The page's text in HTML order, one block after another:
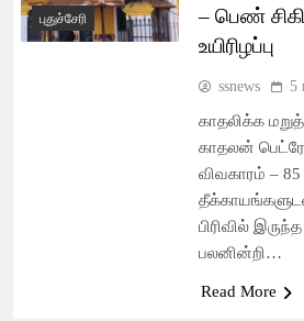
புதுச்சேரி
– பெண்
உயிரிழப்பு
ssnews 5
காதலிக்க
காதலன்
விவகாரம் –
பிரிவில்
பலனின்றி…
Read More